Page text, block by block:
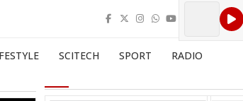
SCITECH SPORT RADIO